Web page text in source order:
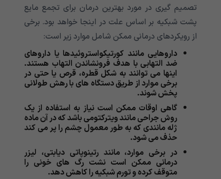
تصمیم گیری در مورد بهترین درمان برای تجمع مایع
پشت شبکیه بر اساس علت در اینجا خواهد بود. برخی
از رویکردهای درمانی ممکن شامل موارد زیر است:
داروهایی مانند کورتیکواستروئیدها یا داروهای
ضد التهابی با هدف فرونشاندن التهاب هستند.
اینها می توانند به شکل قطره، قرص یا حتی در
برخی موارد از طریق دستگاه های با رهش طولانی
پخش شوند.
گاهی اوقات ممکن است نیاز به استفاده از یک
روش جراحی مانند ویترکتومی باشد که در آن ماده
ژله مانندی که به طور معمول چشم را پر می کند
حذف می شود.
در برخی موارد، مانند رتینوپاتی دیابتی، لیزر
درمانی ممکن است نشت رگ های خونی را
متوقف کرده و تورم شبکیه را کاهش دهد.